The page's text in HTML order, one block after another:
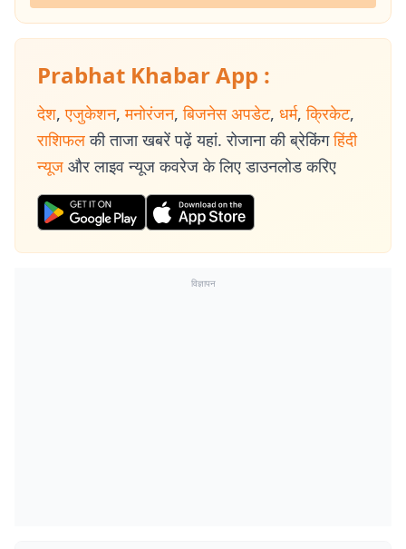
Prabhat Khabar App :
देश, एजुकेशन, मनोरंजन, बिजनेस अपडेट, धर्म, क्रिकेट,
राशिफल की ताजा खबरें पढ़ें यहां. रोजाना की ब्रेकिंग हिंदी
न्यूज और लाइव न्यूज कवरेज के लिए डाउनलोड करिए
विज्ञापन